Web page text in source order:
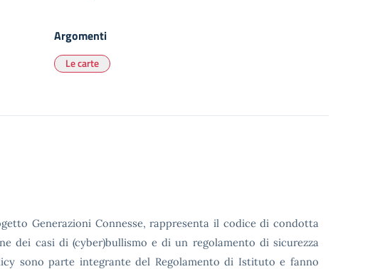
Argomenti
Le carte
Generazioni Connesse, rappresenta il codice di condotta
dei casi di (cyber)bullismo e di un regolamento di sicurezza
sono parte integrante del Regolamento di Istituto e fanno